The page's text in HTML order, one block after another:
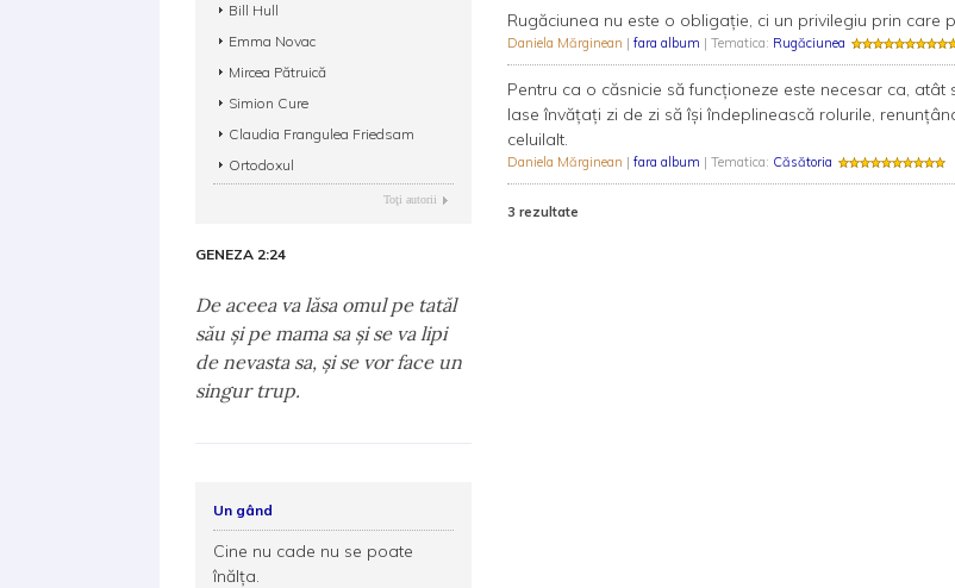
Rugăciunea nu este o obligație, ci un privilegiu prin care
Daniela Mărginean | fara album | Tematica: Rugăciunea
Pentru ca o căsnicie să funcționeze este necesar ca,
lase învățați zi de zi să își îndeplinească rolurile,
celuilalt.
Daniela Mărginean | fara album | Tematica: Căsătoria
3 rezultate
Bill Hull
Emma Novac
Mircea Pătruică
Simion Cure
Claudia Frangulea Friedsam
Ortodoxul
Toţi autorii
GENEZA 2:24
De aceea va lăsa omul pe tatăl
său şi pe mama sa şi se va lipi
de nevasta sa, şi se vor face un
singur trup.
Un gând
Cine nu cade nu se poate
înălţa.